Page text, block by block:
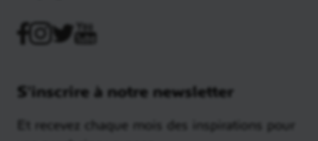
S'inscrire à notre newsletter
Et recevez chaque mois des inspirations pour